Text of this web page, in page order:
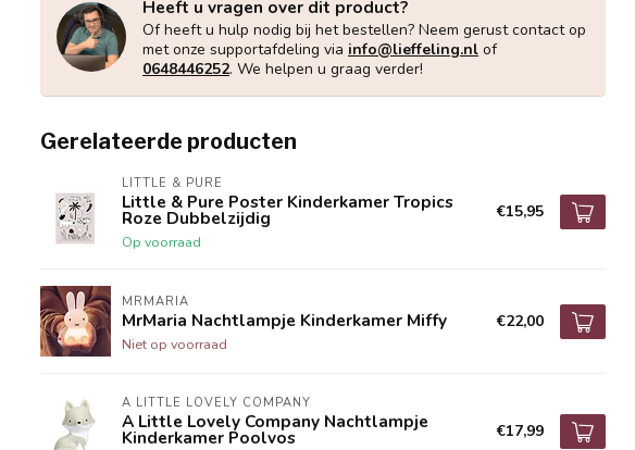
Heeft u vragen over dit product?
Of heeft u hulp nodig bij het bestellen? Neem gerust contact op
met onze supportafdeling via info@lieffeling.nl of
0648446252. We helpen u graag verder!
Gerelateerde producten
LITTLE & PURE
Little & Pure Poster Kinderkamer Tropics
Roze Dubbelzijdig
Op voorraad
€15,95
MRMARIA
MrMaria Nachtlampje Kinderkamer Miffy
Niet op voorraad
€22,00
A LITTLE LOVELY COMPANY
A Little Lovely Company Nachtlampje
Kinderkamer Poolvos €17,99